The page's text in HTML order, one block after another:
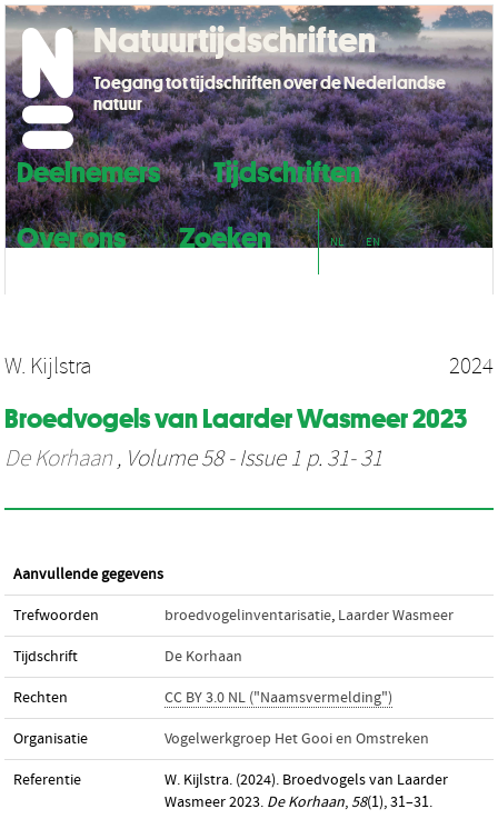
Deelnemers
Tijdschriften
Over ons
Zoeken NL EN
Natuurtijdschriften
Toegang tot tijdschriften over de Nederlandse
natuur
W. Kijlstra 2024
Broedvogels van Laarder Wasmeer 2023
De Korhaan , Volume 58 - Issue 1 p. 31- 31
Aanvullende gegevens
Trefwoorden broedvogelinventarisatie, Laarder Wasmeer
Tijdschrift De Korhaan
Rechten CC BY 3.0 NL ("Naamsvermelding")
Organisatie Vogelwerkgroep Het Gooi en Omstreken
Referentie
W. Kijlstra. (2024). Broedvogels van Laarder
Wasmeer 2023. De Korhaan,58(1), 31–31.